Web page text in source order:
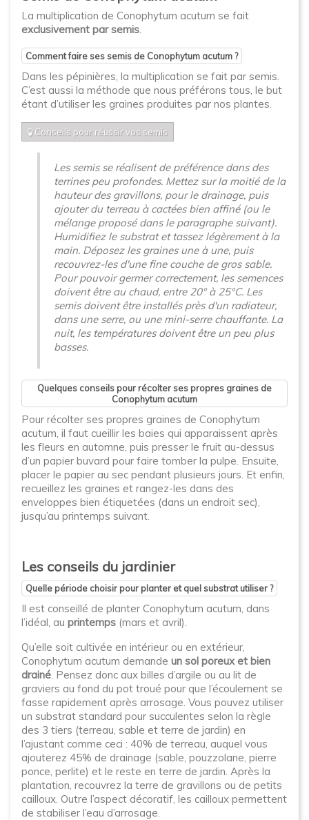
La multiplication de Conophytum acutum se fait
exclusivement par semis.
Comment faire ses semis de Conophytum acutum ?
Dans les pépinières, la multiplication se fait par semis.
C’est aussi la méthode que nous préférons tous, le but
étant d’utiliser les graines produites par nos plantes.
Conseils pour réussir vos semis
Les semis se réalisent de préférence dans des
terrines peu profondes. Mettez sur la moitié de la
hauteur des gravillons, pour le drainage, puis
ajouter du terreau à cactées bien affiné (ou le
mélange proposé dans le paragraphe suivant).
Humidifiez le substrat et tassez légèrement à la
main. Déposez les graines une à une, puis
recouvrez-les d'une fine couche de gros sable.
Pour pouvoir germer correctement, les semences
doivent être au chaud, entre 20° à 25°C. Les
semis doivent être installés près d'un radiateur,
dans une serre, ou une mini-serre chauffante. La
nuit, les températures doivent être un peu plus
basses.
Quelques conseils pour récolter ses propres graines de
Conophytum acutum
Pour récolter ses propres graines de Conophytum
acutum, il faut cueillir les baies qui apparaissent après
les fleurs en automne, puis presser le fruit au-dessus
d’un papier buvard pour faire tomber la pulpe. Ensuite,
placer le papier au sec pendant plusieurs jours. Et enfin,
recueillez les graines et rangez-les dans des
enveloppes bien étiquetées (dans un endroit sec),
jusqu’au printemps suivant.
Les conseils du jardinier
Quelle période choisir pour planter et quel substrat utiliser ?
Il est conseillé de planter Conophytum acutum, dans
l’idéal, au printemps (mars et avril).
Qu’elle soit cultivée en intérieur ou en extérieur,
Conophytum acutum demande un sol poreux et bien
drainé. Pensez donc aux billes d’argile ou au lit de
graviers au fond du pot troué pour que l’écoulement se
fasse rapidement après arrosage. Vous pouvez utiliser
un substrat standard pour succulentes selon la règle
des 3 tiers (terreau, sable et terre de jardin) en
l’ajustant comme ceci : 40% de terreau, auquel vous
ajouterez 45% de drainage (sable, pouzzolane, pierre
ponce, perlite) et le reste en terre de jardin. Après la
plantation, recouvrez la terre de gravillons ou de petits
cailloux. Outre l’aspect décoratif, les cailloux permettent
de stabiliser l’eau d’arrosage.